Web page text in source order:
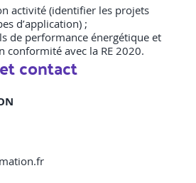
activité (identifier les projets
d’application) ;
de performance énergétique et
conformité avec la RE 2020.
contact